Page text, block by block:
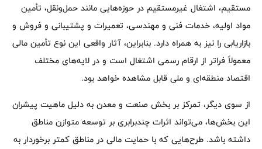
مستقیم، اشتغال غیرمستقیم در حوزه‌هایی مانند حمل‌ونقل، تأمین
مواد اولیه، خدمات فنی و مهندسی، تعمیرات و پشتیبانی و فروش و
بازاریابی را نیز به همراه دارد. بنابراین، آثار واقعی این نوع تأمین مالی
معمولاً فراتر از ارقام رسمی اشتغال است و در لایه‌های مختلف
اقتصاد منطقه‌ای و ملی قابل مشاهده خواهد بود.
از سوی دیگر، تمرکز بر بخش صنعت و معدن به دلیل ماهیت پیشران
این بخش‌ها، می‌تواند اثرات چندبرابری بر توسعه متوازن مناطق
داشته باشد. طرح‌هایی که با حمایت مالی در مناطق کمتر برخوردار به